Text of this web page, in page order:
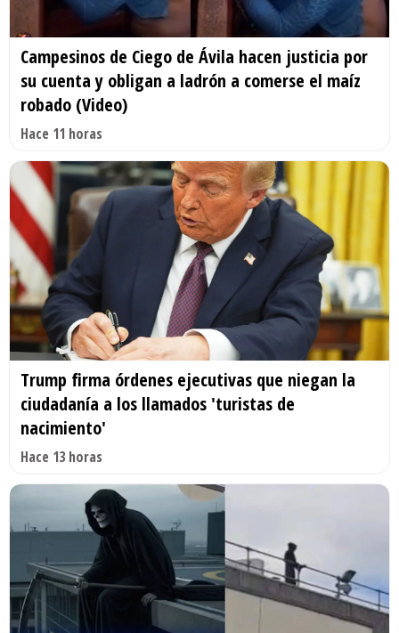
Campesinos de Ciego de Ávila hacen justicia por
su cuenta y obligan a ladrón a comerse el maíz
robado (Video)
Hace 11 horas
Trump firma órdenes ejecutivas que niegan la
ciudadanía a los llamados 'turistas de
nacimiento'
Hace 13 horas